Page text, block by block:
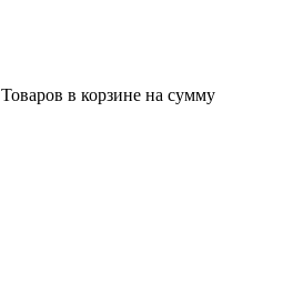
Товаров в корзине на сумму